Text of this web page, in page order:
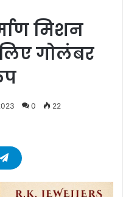
मिशन
लिए गोलंबर
0 22